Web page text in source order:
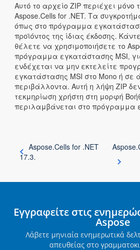
Αυτό το αρχείο ZIP περιέχει μόνο
Aspose.Cells for .NET. Τα
όπως στο πρόγραμμα
προϊόντος της ίδιας έκδοσης.
θέλετε να χρησιμοποιήσετε το
πρόγραμμα εγκατάστασης MSI,
ενδέχεται να μην εκτελείτε
εγκατάστασης MSI στο Mono ή σε
περιβάλλοντα. Αυτή η λήψη ZIP
τεκμηρίωση χρήστη στη μορφή
περιλαμβάνεται στο πρόγραμμα
Aspose.Cells for .NET
17.3.
Εγγραφείτε στις
Aspose
Λάβετε μηνιαία ενημερωτικά
απευθείας στο